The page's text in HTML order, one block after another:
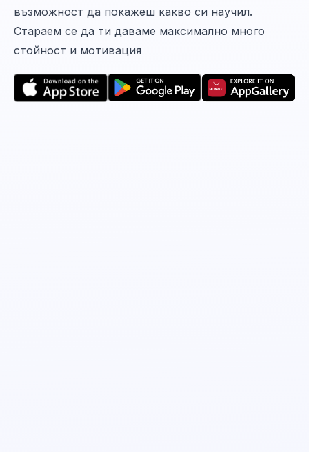
възможност да покажеш какво си научил.
Стараем се да ти даваме максимално много
стойност и мотивация